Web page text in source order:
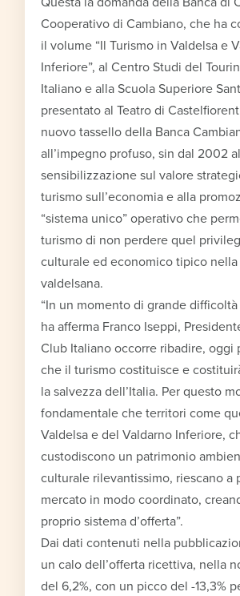
Cooperativo di Cambiano, che ha
il volume “Il Turismo in Valdelsa e
Inferiore”, al Centro Studi del
Italiano e alla Scuola Superiore
presentato al Teatro di
nuovo tassello della Banca
all’impegno profuso, sin dal 2002
sensibilizzazione sul valore
turismo sull’economia e alla
“sistema unico” operativo che
turismo di non perdere quel
culturale ed economico tipico
valdelsana.
“In un momento di grande
ha afferma Franco Iseppi,
Club Italiano occorre ribadire, oggi
che il turismo costituisce e
la salvezza dell’Italia. Per questo
fondamentale che territori come
Valdelsa e del Valdarno Inferiore,
custodiscono un patrimonio
culturale rilevantissimo, riescano a
mercato in modo coordinato,
proprio sistema d’offerta”.
Dai dati contenuti nella
un calo dell’offerta ricettiva, nella
del 6,2%, con un picco del -13,3%